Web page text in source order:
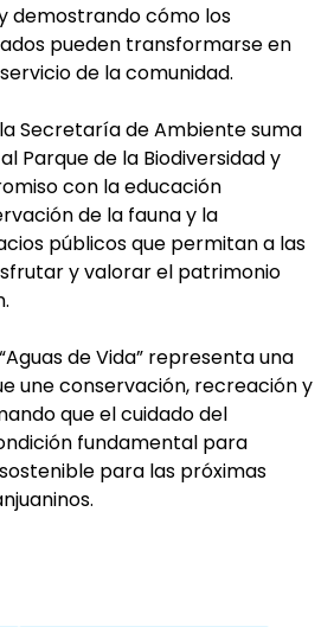
demostrando cómo los
pueden transformarse en
de la comunidad.
Secretaría de Ambiente suma
Parque de la Biodiversidad y
con la educación
de la fauna y la
públicos que permitan a las
y valorar el patrimonio
de Vida” representa una
une conservación, recreación y
que el cuidado del
fundamental para
para las próximas